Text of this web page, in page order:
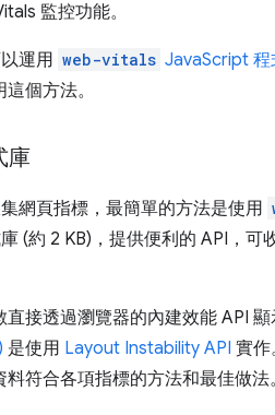
監控功能。
運用 web-vitals JavaScript 程
個方法。
庫
網頁指標，最簡單的方法是使用
(約 2 KB)，提供便利的 API，可
接透過瀏覽器的內建效能 API
是使用 Layout Instability API 實作
符合各項指標的方法和最佳做法